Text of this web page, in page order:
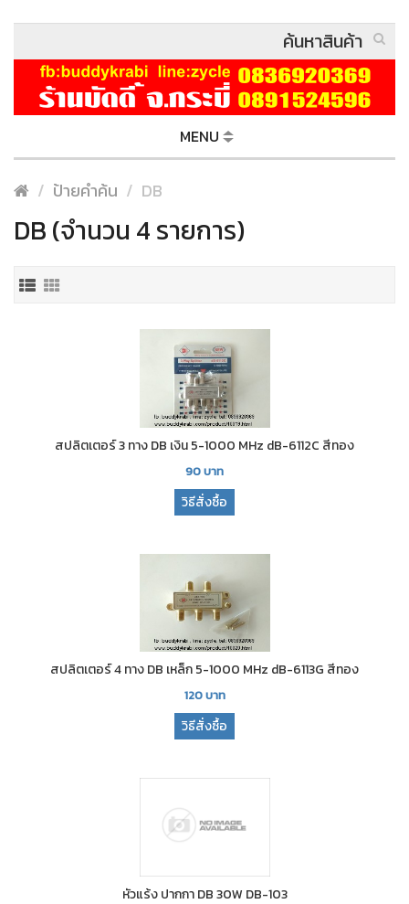
MENU
ป้ายคำค้น DB
DB (จำนวน 4 รายการ)
สปลิตเตอร์ 3 ทาง DB เงิน 5-1000 MHz dB-6112C สีทอง
90บาท
วิธีสั่งซื้อ
สปลิตเตอร์ 4 ทาง DB เหล็ก 5-1000 MHz dB-6113G สีทอง
120บาท
วิธีสั่งซื้อ
หัวแร้ง ปากกา DB 30W DB-103